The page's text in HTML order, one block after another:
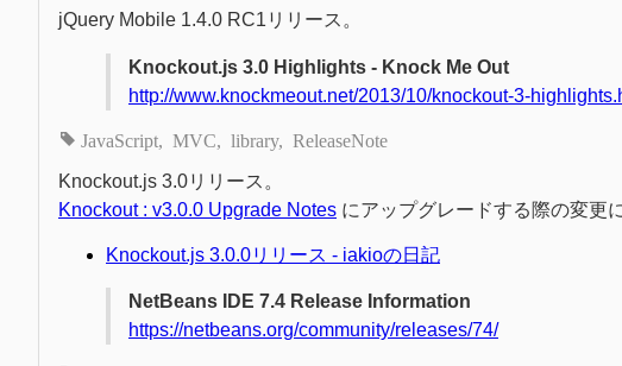
jQuery Mobile 1.4.0 RC1リリース。
Knockout.js 3.0 Highlights - Knock Me Out
http://www.knockmeout.net/2013/10/knockout-3-
JavaScript MVC library ReleaseNote
Knockout.js 3.0リリース。
Knockout : v3.0.0 Upgrade Notes にアップグレードする際の変更
Knockout.js 3.0.0リリース - iakioの日記
NetBeans IDE 7.4 Release Information
https://netbeans.org/community/releases/74/